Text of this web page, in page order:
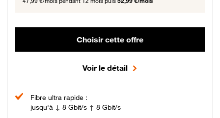
Choisir cette offre
Voir le détail
Fibre ultra rapide :
jusqu'à ↓ 8 Gbit/s ↑ 8 Gbit/s